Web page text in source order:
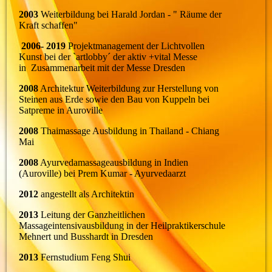
2003 Weiterbildung bei Harald Jordan - " Räume der
Kraft schaffen"
2006- 2019Projektmanagement der Lichtvollen
Kunst bei der `artlobby´ der aktiv +vital Messe
in Zusammenarbeit mit der Messe Dresden
2008 Architektur Weiterbildung zur Herstellung von
Steinen aus Erde sowie den Bau von Kuppeln bei
Satpreme in Auroville
2008 Thaimassage Ausbildung in Thailand - Chiang
Mai
2008 Ayurvedamassageausbildung in Indien
(Auroville) bei Prem Kumar - Ayurvedaarzt
2012 angestellt als Architektin
2013 Leitung der Ganzheitlichen
Massageintensivausbildung in der Heilpraktikerschule
Mehnert und Busshardt in Dresden
2013Fernstudium Feng Shui